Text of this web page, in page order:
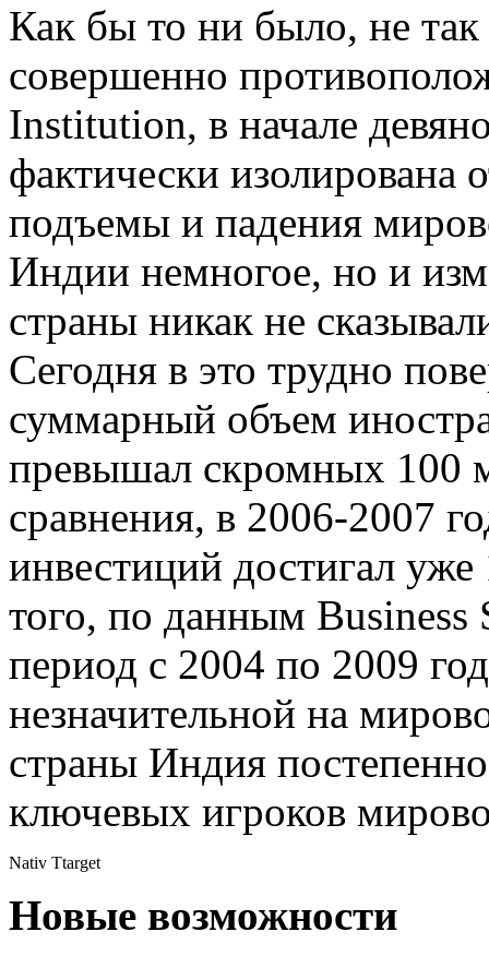
Как бы то ни было, не
совершенно
Institution, в начале
фактически изолирована
подъемы и падения
Индии немногое, но и
страны никак не
Сегодня в это трудно
суммарный объем
превышал скромных 100
сравнения, в 2006-2007
инвестиций достигал
того, по данным Business
период с 2004 по 2009
незначительной на
страны Индия
ключевых игроков
Nativ Ttarget
Новые возможности